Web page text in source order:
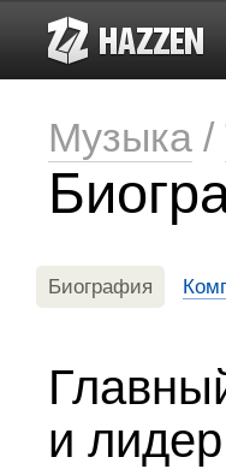
Музыка /
Биография
и